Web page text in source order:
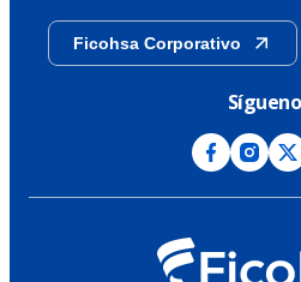
Ficohsa Corporativo